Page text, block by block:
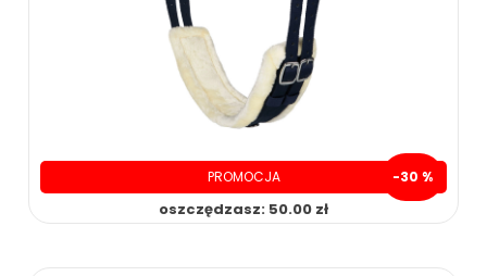
PROMOCJA -30 %
oszczędzasz: 50.00 zł